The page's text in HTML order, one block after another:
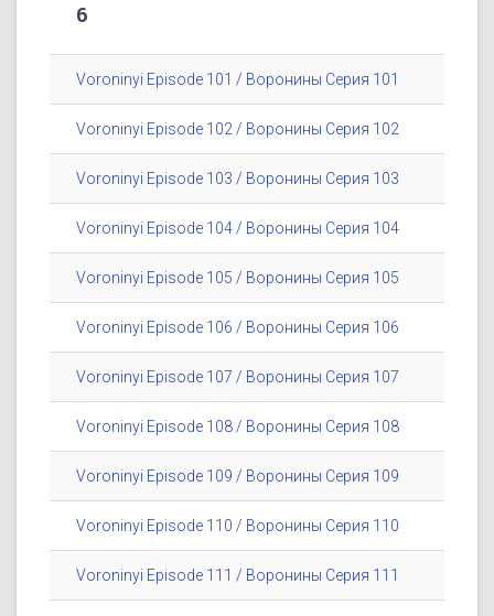
6
Voroninyi Episode 101 / Воронины Серия 101
Voroninyi Episode 102 / Воронины Серия 102
Voroninyi Episode 103 / Воронины Серия 103
Voroninyi Episode 104 / Воронины Серия 104
Voroninyi Episode 105 / Воронины Серия 105
Voroninyi Episode 106 / Воронины Серия 106
Voroninyi Episode 107 / Воронины Серия 107
Voroninyi Episode 108 / Воронины Серия 108
Voroninyi Episode 109 / Воронины Серия 109
Voroninyi Episode 110 / Воронины Серия 110
Voroninyi Episode 111 / Воронины Серия 111